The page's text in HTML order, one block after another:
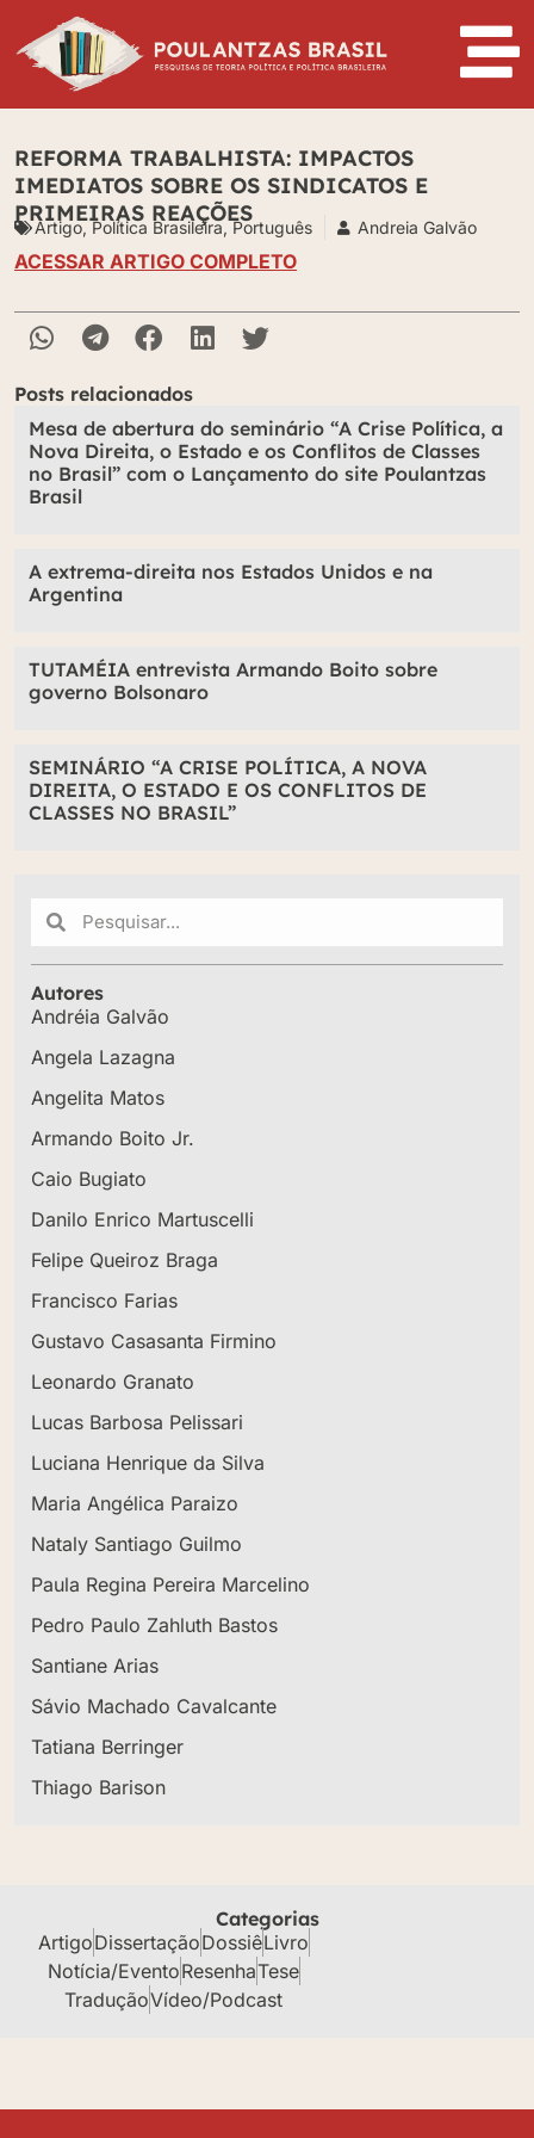
REFORMA TRABALHISTA: IMPACTOS
IMEDIATOS SOBRE OS SINDICATOS E
PRIMEIRAS REAÇÕES
Artigo,Política Brasileira,Português Andreia Galvão
ACESSAR ARTIGO COMPLETO
Posts relacionados
Mesa de abertura do seminário “A Crise Política, a
Nova Direita, o Estado e os Conflitos de Classes
no Brasil” com o Lançamento do site Poulantzas
Brasil
A extrema-direita nos Estados Unidos e na
Argentina
TUTAMÉIA entrevista Armando Boito sobre
governo Bolsonaro
SEMINÁRIO “A CRISE POLÍTICA, A NOVA
DIREITA, O ESTADO E OS CONFLITOS DE
CLASSES NO BRASIL”
Autores
Andréia Galvão
Angela Lazagna
Angelita Matos
Armando Boito Jr.
Caio Bugiato
Danilo Enrico Martuscelli
Felipe Queiroz Braga
Francisco Farias
Gustavo Casasanta Firmino
Leonardo Granato
Lucas Barbosa Pelissari
Luciana Henrique da Silva
Maria Angélica Paraizo
Nataly Santiago Guilmo
Paula Regina Pereira Marcelino
Pedro Paulo Zahluth Bastos
Santiane Arias
Sávio Machado Cavalcante
Tatiana Berringer
Thiago Barison
Categorias
ArtigoDissertaçãoDossiêLivro
Notícia/EventoResenhaTese
TraduçãoVídeo/Podcast